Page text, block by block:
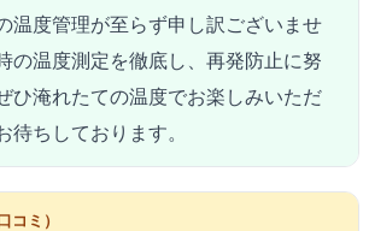
温度管理が至らず申し訳ございませ
の温度測定を徹底し、再発防止に努
ひ淹れたての温度でお楽しみいただ
待ちしております。
コミ）